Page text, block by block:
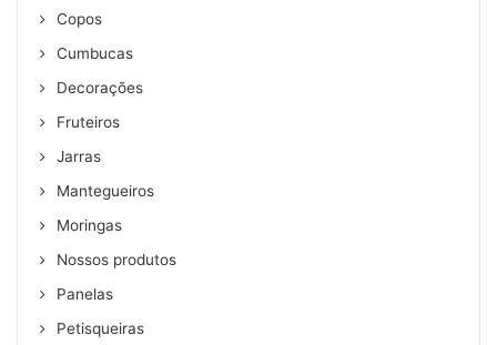
Copos
Cumbucas
Decorações
Fruteiros
Jarras
Mantegueiros
Moringas
Nossos produtos
Panelas
Petisqueiras